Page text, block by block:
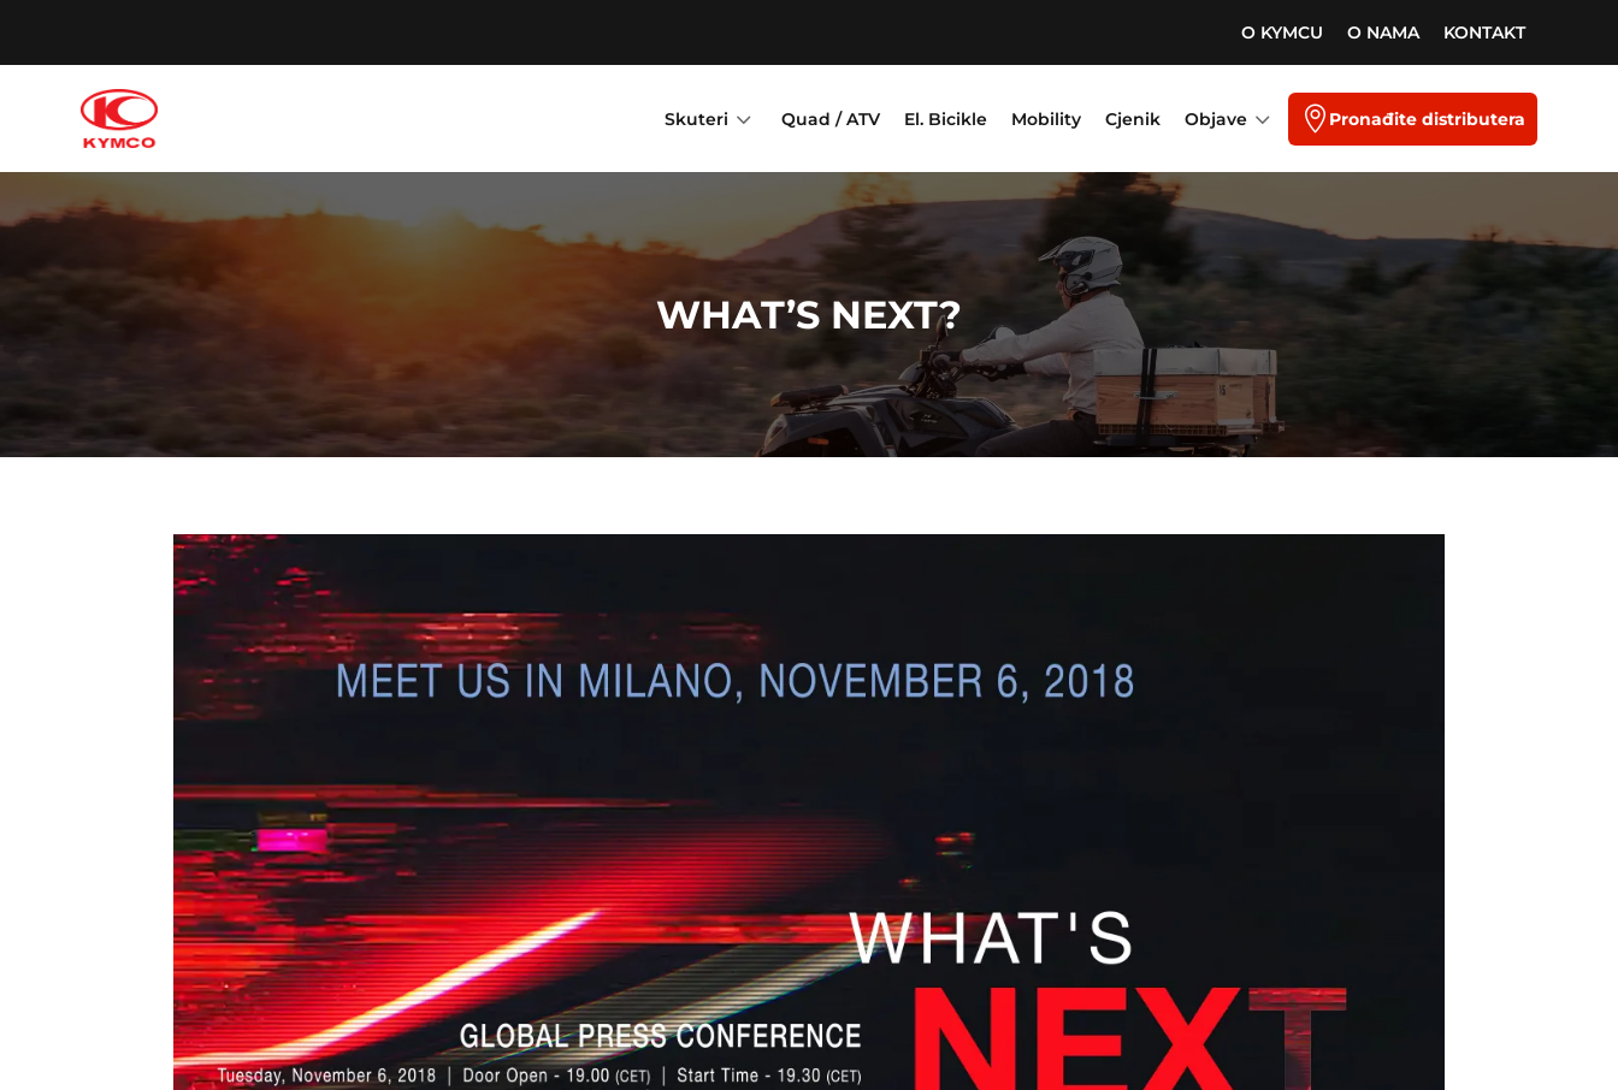
O KYMCU O NAMA KONTAKT
Skuteri 3 Quad / ATV El. Bicikle Mobility Cjenik Objave3  Pronađite distributera
WHAT’S NEXT?